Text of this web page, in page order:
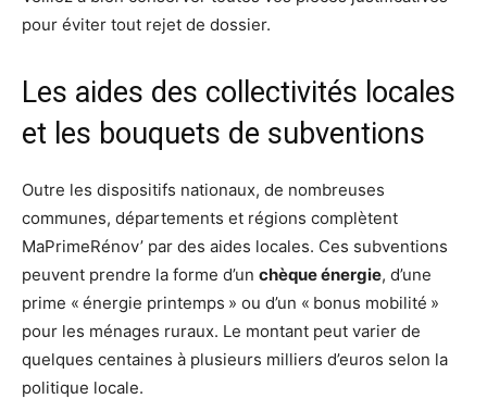
pour éviter tout rejet de dossier.
Les aides des collectivités locales
et les bouquets de subventions
Outre les dispositifs nationaux, de nombreuses
communes, départements et régions complètent
MaPrimeRénov’ par des aides locales. Ces subventions
peuvent prendre la forme d’un chèque énergie, d’une
prime « énergie printemps » ou d’un « bonus mobilité »
pour les ménages ruraux. Le montant peut varier de
quelques centaines à plusieurs milliers d’euros selon la
politique locale.